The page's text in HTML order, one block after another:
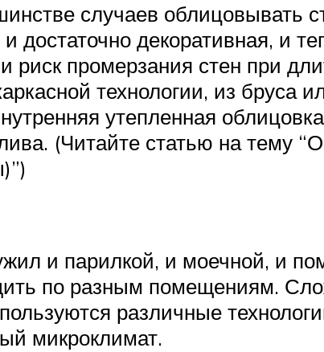
случаев облицовывать
достаточно декоративная, и
риск промерзания стен при
технологии, из бруса
утепленная
(Читайте статью на тему
и парилкой, и моечной, и
по разным помещениям.
различные
микроклимат.